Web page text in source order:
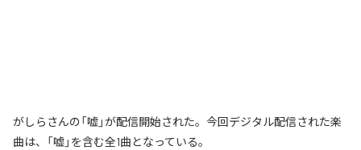
がしらさんの「嘘」が配信開始された。今回デジタル配信された楽
曲は、「嘘」を含む全1曲となっている。